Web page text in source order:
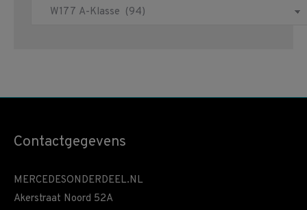
Contactgegevens
MERCEDESONDERDEEL.NL
Akerstraat Noord 52A